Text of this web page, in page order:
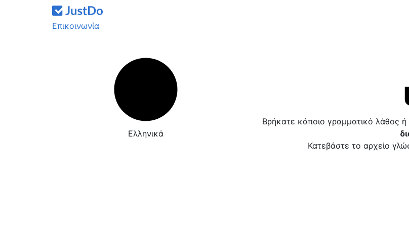
Επικοινωνία
Ελληνικά
Βρήκατε κάποιο γραμματικό λάθος
Κατεβάστε το αρχείο